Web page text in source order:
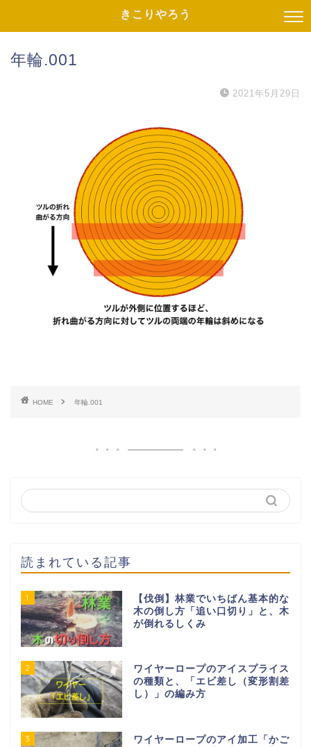
きこりやろう
年輪.001
2021年5月29日
HOME 年輪.001
読まれている記事
1
【伐倒】林業でいちばん基本的な
木の倒し方「追い口切り」と、木
が倒れるしくみ
2
ワイヤーロープのアイスプライス
の種類と、「エビ差し（変形割差
し）」の編み方
3
ワイヤーロープのアイ加工「かご